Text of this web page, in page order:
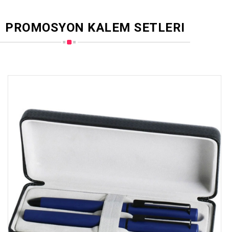
PROMOSYON KALEM SETLERI